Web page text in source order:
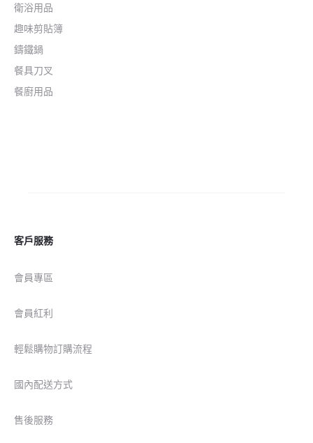
衛浴用品
趣味剪貼簿
鑄鐵鍋
餐具刀叉
餐廚用品
客戶服務
會員專區
會員紅利
輕鬆購物訂購流程
國內配送方式
售後服務